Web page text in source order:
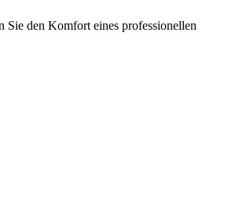
Sie den Komfort eines professionellen